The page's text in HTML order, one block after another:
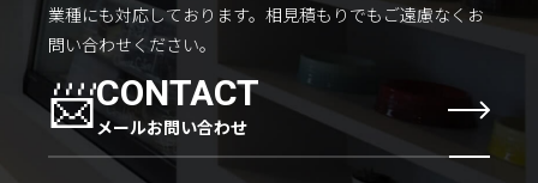
業種にも対応しております。 相見積もりでもご遠慮なくお
問い合わせください。
📨CONTACT
メールお問い合わせ